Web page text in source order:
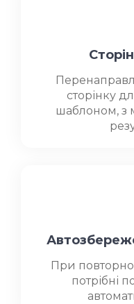
сторінку
шаблоном, з
При
потрібні